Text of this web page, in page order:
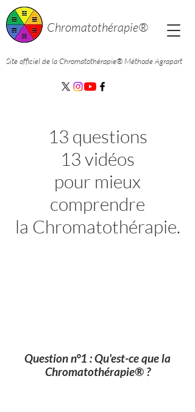
Chromatothérapie®
Site officiel de la Chromatothérapie® Méthode Agrapart
13 questions
13 vidéos
pour mieux
comprendre
la Chromatothérapie.
Question n°1 : Qu'est-ce que la
Chromatothérapie® ?